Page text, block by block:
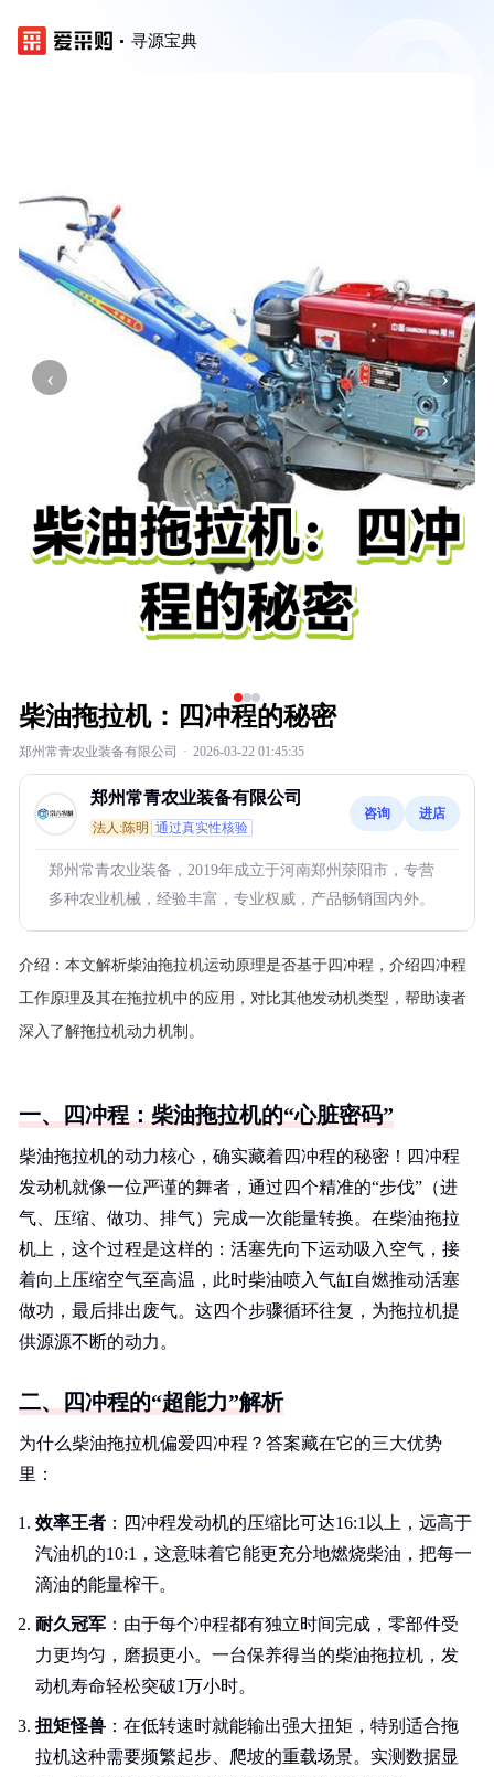
寻源宝典
‹ ›
柴油拖拉机：四冲程的秘密
郑州常青农业装备有限公司 · 2026-03-22 01:45:35
郑州常青农业装备有限公司
法人:陈明 通过真实性核验
咨询 进店
郑州常青农业装备，2019年成立于河南郑州荥阳市，专营
多种农业机械，经验丰富，专业权威，产品畅销国内外。
介绍： 本文解析柴油拖拉机运动原理是否基于四冲程，介绍四冲程
工作原理及其在拖拉机中的应用，对比其他发动机类型，帮助读者
深入了解拖拉机动力机制。
一、四冲程：柴油拖拉机的“心脏密码”
柴油拖拉机的动力核心，确实藏着四冲程的秘密！四冲程
发动机就像一位严谨的舞者，通过四个精准的“步伐”（进
气、压缩、做功、排气）完成一次能量转换。在柴油拖拉
机上，这个过程是这样的：活塞先向下运动吸入空气，接
着向上压缩空气至高温，此时柴油喷入气缸自燃推动活塞
做功，最后排出废气。这四个步骤循环往复，为拖拉机提
供源源不断的动力。
二、四冲程的“超能力”解析
为什么柴油拖拉机偏爱四冲程？答案藏在它的三大优势
里：
效率王者 ：四冲程发动机的压缩比可达16:1以上，远高于
汽油机的10:1，这意味着它能更充分地燃烧柴油，把每一
滴油的能量榨干。
耐久冠军 ：由于每个冲程都有独立时间完成，零部件受
力更均匀，磨损更小。一台保养得当的柴油拖拉机，发
动机寿命轻松突破1万小时。
扭矩怪兽 ：在低转速时就能输出强大扭矩，特别适合拖
拉机这种需要频繁起步、爬坡的重载场景。实测数据显